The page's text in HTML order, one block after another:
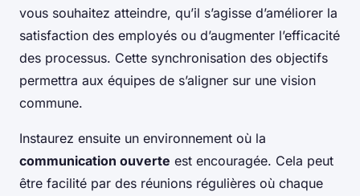
vous souhaitez atteindre, qu’il s’agisse d’améliorer la
satisfaction des employés ou d’augmenter l’efficacité
des processus. Cette synchronisation des objectifs
permettra aux équipes de s’aligner sur une vision
commune.
Instaurez ensuite un environnement où la
communication ouverte est encouragée. Cela peut
être facilité par des réunions régulières où chaque